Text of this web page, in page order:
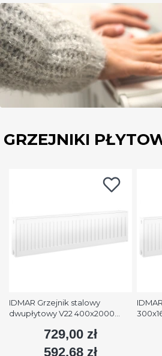
GRZEJNIKI
IDMAR Grzejnik stalowy
dwupłytowy V22 400x2000
2508W (90/70/20°C) biały
Cena
729,00 zł
Cena
592,68 zł
(90/